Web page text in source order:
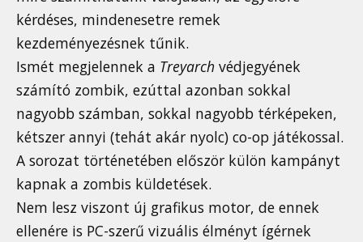
kérdéses, mindenesetre remek
kezdeményezésnek tűnik.
Ismét megjelennek a Treyarch védjegyének
számító zombik, ezúttal azonban sokkal
nagyobb számban, sokkal nagyobb térképeken,
kétszer annyi (tehát akár nyolc) co-op játékossal.
A sorozat történetében először külön kampányt
kapnak a zombis küldetések.
Nem lesz viszont új grafikus motor, de ennek
ellenére is PC-szerű vizuális élményt ígérnek